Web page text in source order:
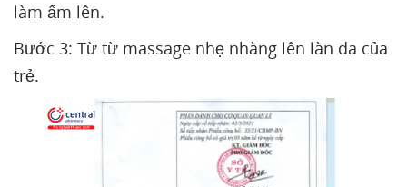
làm ấm lên.
Bước 3: Từ từ massage nhẹ nhàng lên làn da của
trẻ.